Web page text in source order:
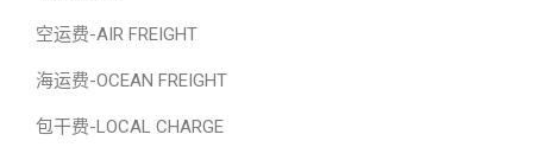
空运费-AIR FREIGHT
海运费-OCEAN FREIGHT
包干费-LOCAL CHARGE